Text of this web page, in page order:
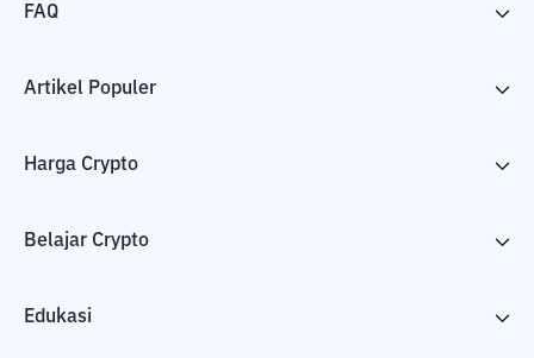
FAQ
Artikel Populer
Harga Crypto
Belajar Crypto
Edukasi